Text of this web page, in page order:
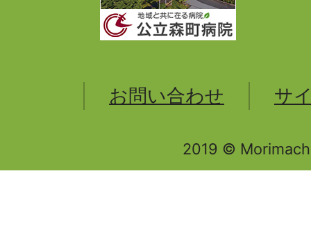
お問い合わせ サ
2019 ©